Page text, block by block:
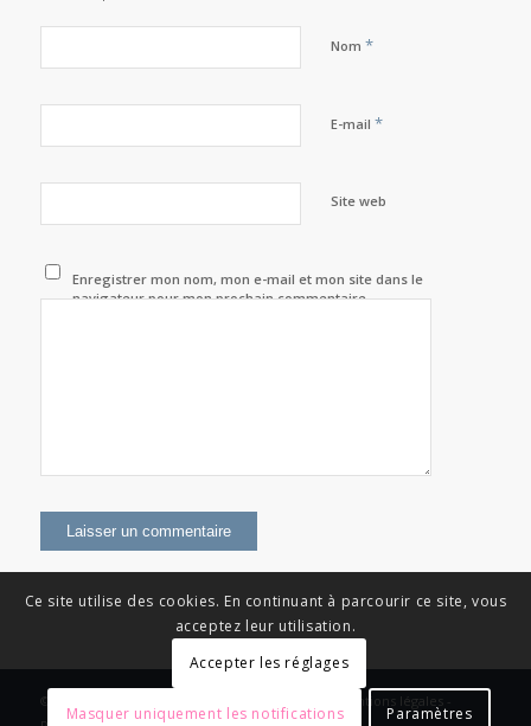
Nom *
E-mail *
Site web
Enregistrer mon nom, mon e-mail et mon site dans le
navigateur pour mon prochain commentaire.
© Copyright - News Nouvelle Acropole - 2023 - Mentions légales -
Ce site utilise des cookies. En continuant à parcourir ce site, vous
acceptez leur utilisation.
Accepter les réglages
Masquer uniquement les notifications Paramètres